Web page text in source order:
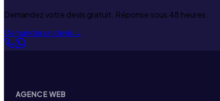
Demandez votre devis gratuit. Réponse sous 48 heures.
Demander un devis→
AGENCE WEB